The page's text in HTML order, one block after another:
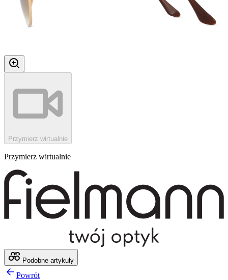
Przymierz wirtualnie
Przymierz wirtualnie
Podobne artykuły
Powrót